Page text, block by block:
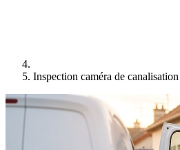
Inspection caméra de